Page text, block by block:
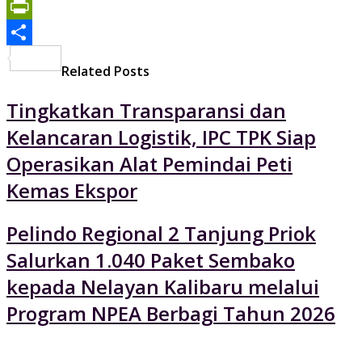
Print
PrintFriendly
Related Posts
Tingkatkan Transparansi dan
Kelancaran Logistik, IPC TPK Siap
Operasikan Alat Pemindai Peti
Kemas Ekspor
Pelindo Regional 2 Tanjung Priok
Salurkan 1.040 Paket Sembako
kepada Nelayan Kalibaru melalui
Program NPEA Berbagi Tahun 2026